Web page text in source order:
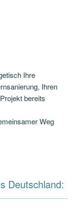
Ihre
Ihren
bereits
Weg
Deutschland: